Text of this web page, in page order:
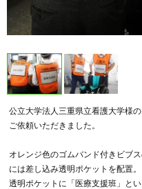
公立大学法人三重県立看護大学様
ご依頼いただきました。
オレンジ色のゴムバンド付きビブ
には差し込み透明ポケットを配置。
透明ポケットに「医療支援班」と